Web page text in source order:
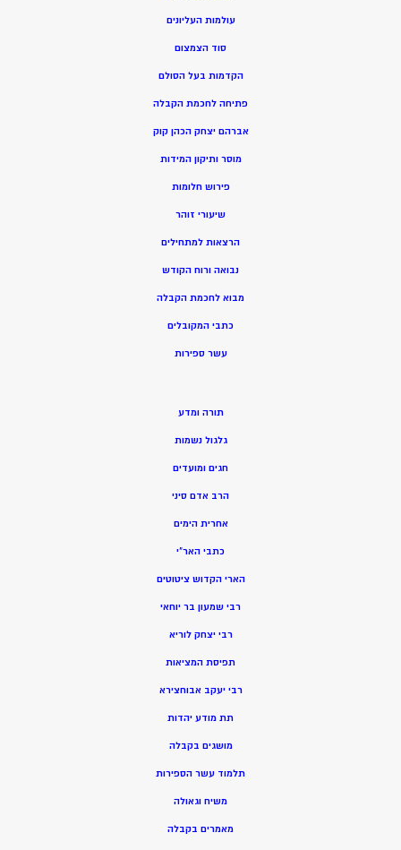
עולמות העליונים
סוד הצמצום
הקדמות בעל הסולם
פתיחה לחכמת הקבלה
אברהם יצחק הכהן קוק
מוסר ותיקון המידות
פירוש חלומות
שיעורי זוהר
הרצאות למתחילים
נבואה ורוח הקודש
מבוא לחכמת הקבלה
כתבי המקובלים
עשר ספירות
תורה ומדע
גלגול נשמות
חגים ומועדים
הרב אדם סיני
אחרית הימים
כתבי האר”י
הארי הקדוש ציטוטים
רבי שמעון בר יוחאי
רבי יצחק לוריא
תפיסת המציאות
רבי יעקב אבוחצירא
תת מודע יהדות
מושגים בקבלה
תלמוד עשר הספירות
משיח וגאולה
מאמרים בקבלה